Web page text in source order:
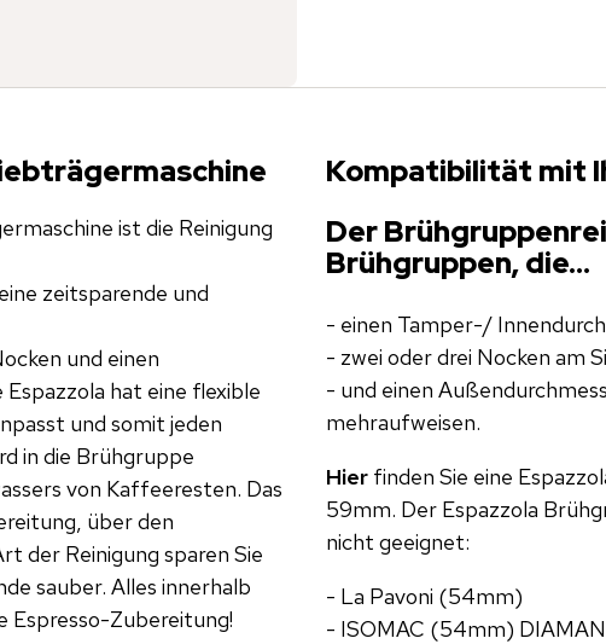
ist die Reinigung
zeitsparende und
und einen
hat eine flexible
und somit jeden
in die Brühgruppe
von Kaffeeresten. Das
über den
der Reinigung sparen Sie
sauber. Alles innerhalb
Espresso-Zubereitung!
Kompatibilität mit
Der
Brühgruppen, die...
- einen Tamper-/
- zwei oder drei Nocken am
- und einen
mehraufweisen.
Hier finden Sie eine
59mm. Der Espazzola
nicht geeignet:
- La Pavoni (54mm)
- ISOMAC (54mm)